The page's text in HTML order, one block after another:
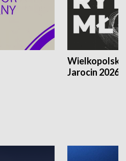
Jarocin 2026